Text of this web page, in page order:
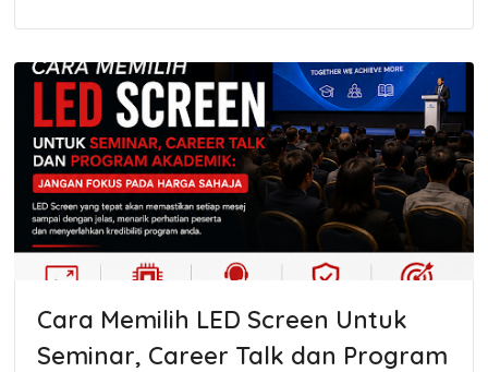
Cara Memilih LED Screen Untuk
Seminar, Career Talk dan Program